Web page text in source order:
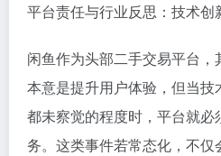
平台责任与行业反思：技术
闲鱼作为头部二手交易平台
本意是提升用户体验，但当技
都未察觉的程度时，平台就必
务。这类事件若常态化，不